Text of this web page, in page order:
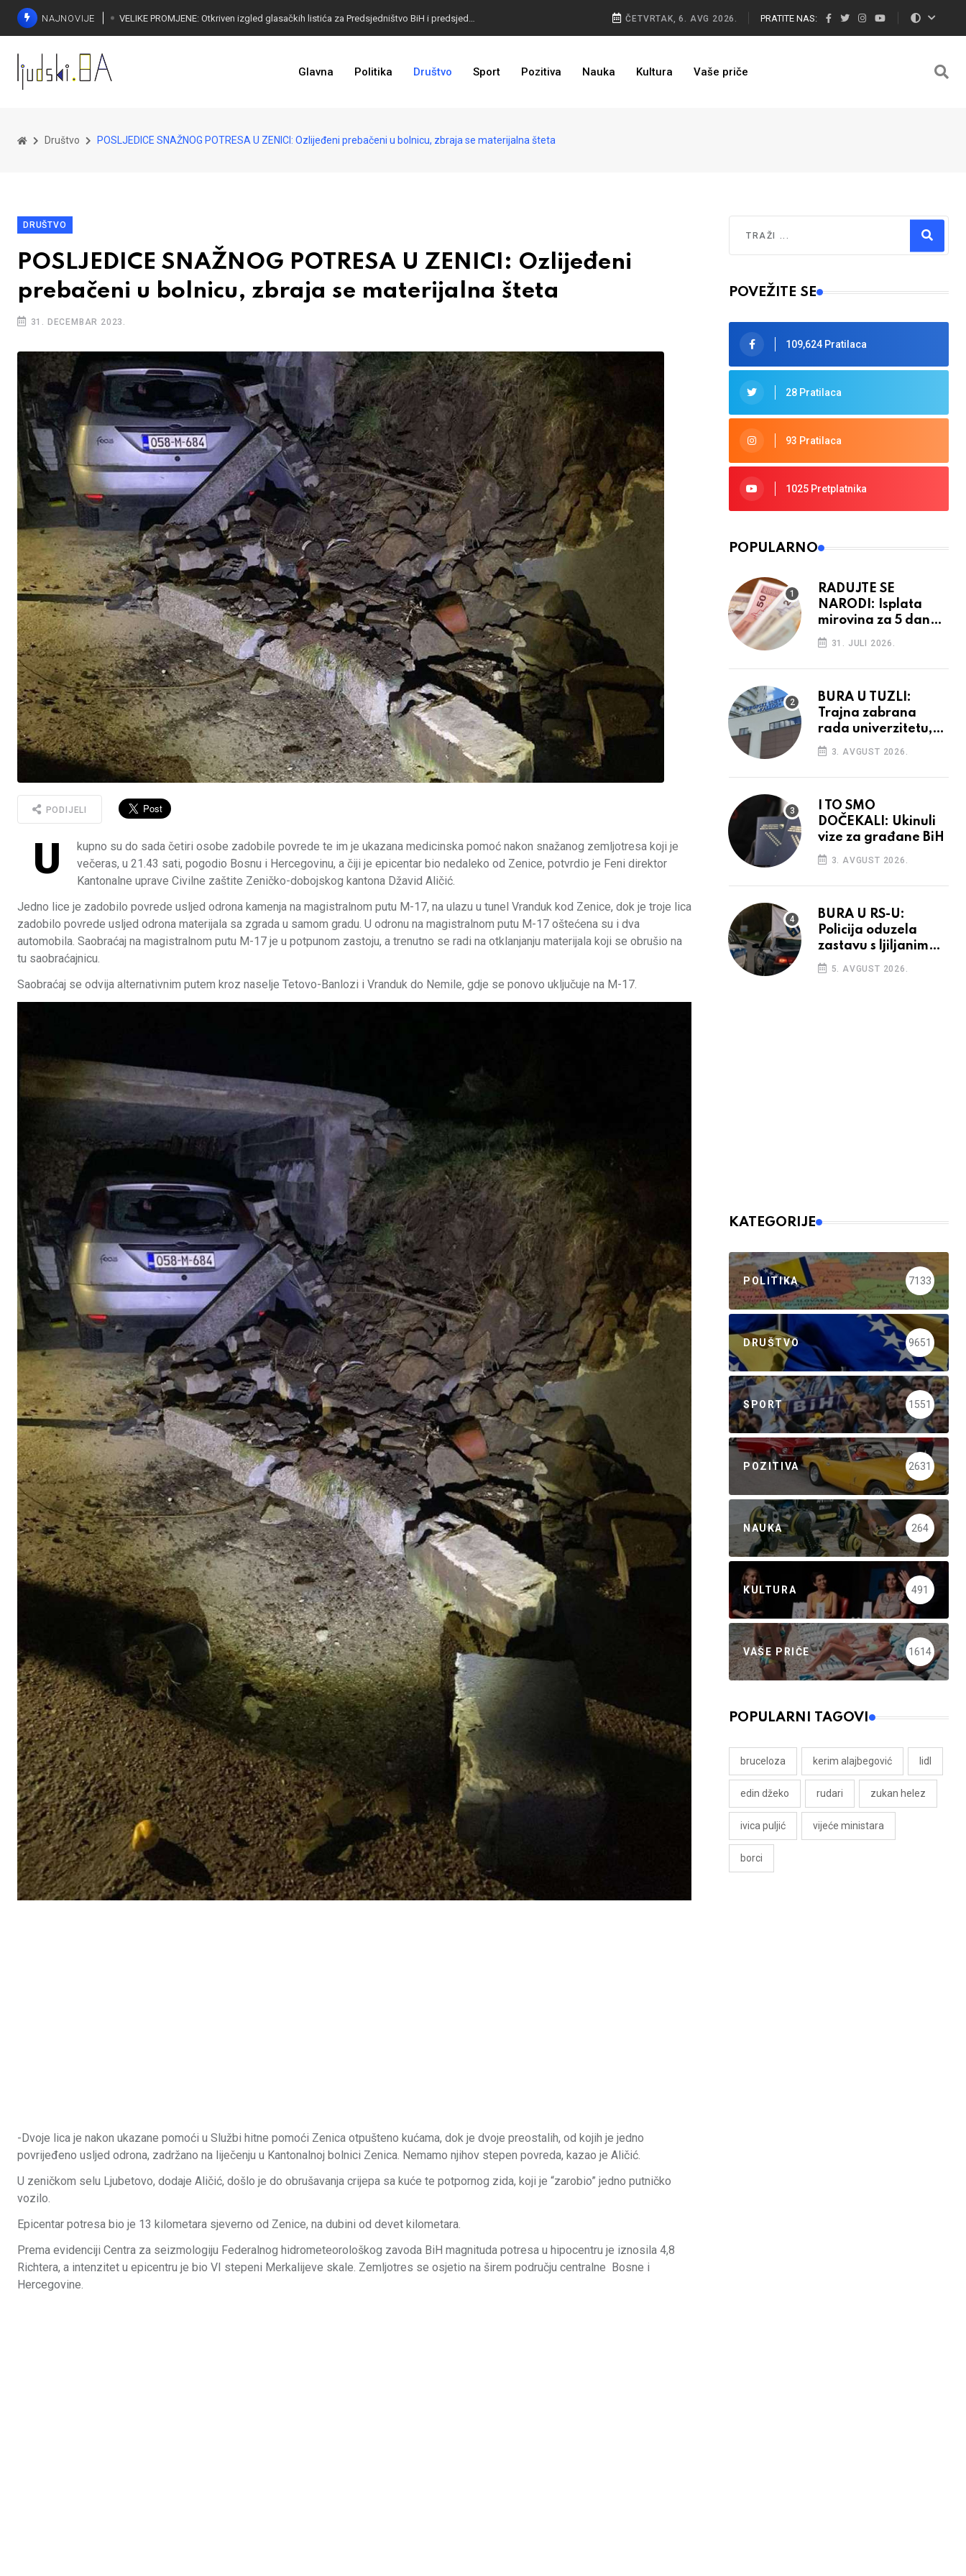
NAJNOVIJE
NA VISINI ZADATKA: EUFOR izveo združenu vježbu kod Foče, detalji poznati
ČETVRTAK, 6. AVG 2026. PRATITE NAS:
Glavna Politika Društvo Sport Pozitiva Nauka Kultura Vaše priče
Društvo POSLJEDICE SNAŽNOG POTRESA U ZENICI: Ozlijeđeni prebačeni u bolnicu, zbraja se materijalna šteta
DRUŠTVO
POSLJEDICE SNAŽNOG POTRESA U ZENICI: Ozlijeđeni
prebačeni u bolnicu, zbraja se materijalna šteta
31. DECEMBAR 2023.
PODIJELI
U
kupno su do sada četiri osobe zadobile povrede te im je ukazana medicinska pomoć nakon snažanog zemljotresa koji je
večeras, u 21.43 sati, pogodio Bosnu i Hercegovinu, a čiji je epicentar bio nedaleko od Zenice, potvrdio je Feni direktor
Kantonalne uprave Civilne zaštite Zeničko-dobojskog kantona Džavid Aličić.
Jedno lice je zadobilo povrede usljed odrona kamenja na magistralnom putu M-17, na ulazu u tunel Vranduk kod Zenice, dok je troje lica
zadobilo povrede usljed odrona materijala sa zgrada u samom gradu. U odronu na magistralnom putu M-17 oštećena su i dva
automobila. Saobraćaj na magistralnom putu M-17 je u potpunom zastoju, a trenutno se radi na otklanjanju materijala koji se obrušio na
tu saobraćajnicu.
Saobraćaj se odvija alternativnim putem kroz naselje Tetovo-Banlozi i Vranduk do Nemile, gdje se ponovo uključuje na M-17.
-Dvoje lica je nakon ukazane pomoći u Službi hitne pomoći Zenica otpušteno kućama, dok je dvoje preostalih, od kojih je jedno
povrijeđeno usljed odrona, zadržano na liječenju u Kantonalnoj bolnici Zenica. Nemamo njihov stepen povreda, kazao je Aličić.
U zeničkom selu Ljubetovo, dodaje Aličić, došlo je do obrušavanja crijepa sa kuće te potpornog zida, koji je “zarobio” jedno putničko
vozilo.
Epicentar potresa bio je 13 kilometara sjeverno od Zenice, na dubini od devet kilometara.
Prema evidenciji Centra za seizmologiju Federalnog hidrometeorološkog zavoda BiH magnituda potresa u hipocentru je iznosila 4,8
Richtera, a intenzitet u epicentru je bio VI stepeni Merkalijeve skale. Zemljotres se osjetio na širem području centralne Bosne i
Hercegovine.
Type 2 or more characters for results.
POVEŽITE SE
109,624 Pratilaca
28 Pratilaca
93 Pratilaca
1025 Pretplatnika
POPULARNO
RADUJTE SE
NARODI: Isplata
mirovina za 5 dana,
retroaktivna
povećanja
31. JULI 2026.
BURA U TUZLI:
Trajna zabrana
rada univerzitetu,
provedba sudskih
odluka
3. AVGUST 2026.
I TO SMO
DOČEKALI: Ukinuli
vize za građane BiH
3. AVGUST 2026.
BURA U RS-U:
Policija oduzela
zastavu s ljiljanima,
uručila prekršajni
nalog
5. AVGUST 2026.
KATEGORIJE
POLITIKA 7133
DRUŠTVO 9651
SPORT 1551
POZITIVA 2631
NAUKA 264
KULTURA 491
VAŠE PRIČE 1614
POPULARNI TAGOVI
bruceloza kerim alajbegović lidl
edin džeko rudari zukan helez
ivica puljić vijeće ministara
borci